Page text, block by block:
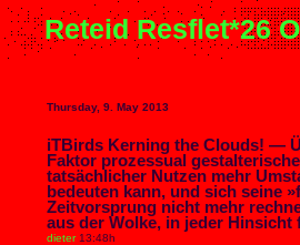
Reteid Resflet*26
Thursday, 9. May 2013
iTBirds Kerning the Clouds! —
Faktor prozessual
tatsächlicher Nutzen mehr
bedeuten kann, und sich seine
Zeitvorsprung nicht mehr
aus der Wolke, in jeder Hinsicht
dieter13:48h